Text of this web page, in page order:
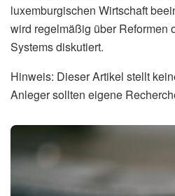
Einkommen um denselben
Kaufkraft zu erhalten.
Indexanpassung auf
Wirtschaft?
Die Indexanpassung hat
Auswirkungen auf die
Einerseits stützt sie den
Bevölkerung. Andererseits kann